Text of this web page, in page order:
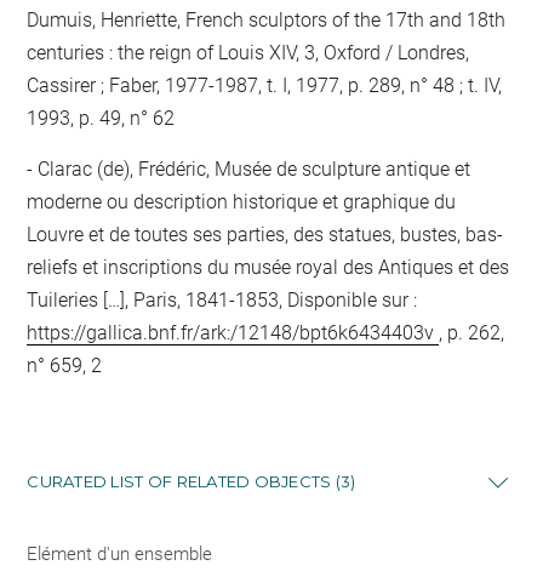
Dumuis, Henriette, French sculptors of the 17th and 18th
centuries : the reign of Louis XIV, 3, Oxford / Londres,
Cassirer ; Faber, 1977-1987, t. I, 1977, p. 289, n° 48 ; t. IV,
1993, p. 49, n° 62
Clarac (de), Frédéric, Musée de sculpture antique et
moderne ou description historique et graphique du
Louvre et de toutes ses parties, des statues, bustes, bas-
reliefs et inscriptions du musée royal des Antiques et des
Tuileries […], Paris, 1841-1853, Disponible sur :
https://gallica.bnf.fr/ark:/12148/bpt6k6434403v , p. 262,
n° 659, 2
CURATED LIST OF RELATED OBJECTS (3)
Elément d'un ensemble